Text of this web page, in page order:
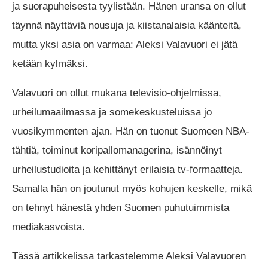
ja suorapuheisesta tyylistään. Hänen uransa on ollut
täynnä näyttäviä nousuja ja kiistanalaisia käänteitä,
mutta yksi asia on varmaa: Aleksi Valavuori ei jätä
ketään kylmäksi.
Valavuori on ollut mukana televisio-ohjelmissa,
urheilumaailmassa ja somekeskusteluissa jo
vuosikymmenten ajan. Hän on tuonut Suomeen NBA-
tähtiä, toiminut koripallomanagerina, isännöinyt
urheilustudioita ja kehittänyt erilaisia tv-formaatteja.
Samalla hän on joutunut myös kohujen keskelle, mikä
on tehnyt hänestä yhden Suomen puhutuimmista
mediakasvoista.
Tässä artikkelissa tarkastelemme Aleksi Valavuoren